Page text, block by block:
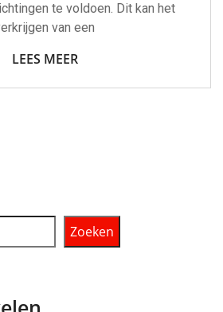
te voldoen. Dit kan het
van een
LEES MEER
Zoeken